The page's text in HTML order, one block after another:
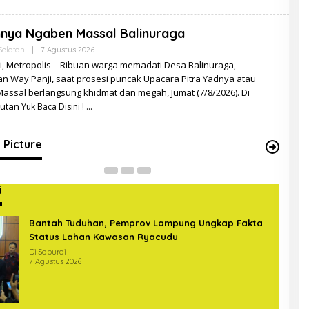
Ngaben Massal Balinuraga
| 7 Agustus 2026Oleh
Metropolis – Ribuan warga memadati Desa Balinuraga,
Way Panji, saat prosesi puncak Upacara Pitra Yadnya atau
berlangsung khidmat dan megah, Jumat (7/8/2026). Di
Yuk Baca Disini !
Picture
Gabungan Covid-19 Sterilkan
di Bundaran Hajimena Lampung
Picture |
Bantah Tuduhan, Pemprov Lampung Ungkap Fakta
Status Lahan Kawasan Ryacudu
Di Saburai
7 Agustus 2026